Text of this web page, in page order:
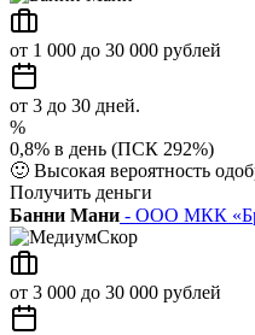
от 1 000 до 30 000 рублей
от 3 до 30 дней.
%
0,8% в день (ПСК 292%)
🙂 Высокая вероятность
Получить деньги
Банни Мани - ООО МКК
от 3 000 до 30 000 рублей